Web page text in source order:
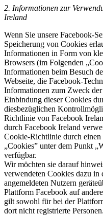
2. Informationen zur
Ireland
Wenn Sie unsere Facebook-
Speicherung von Cookies
Informationen in Form von
Browsers (im Folgenden
Informationen beim Besuch
Webseite, die Facebook-
Informationen zum Zweck
Einbindung dieser Cookies
diesbezüglichen
Richtlinie von Facebook
durch Facebook Ireland
Cookie-Richtlinie durch
„Cookies” unter dem Punkt
verfügbar.
Wir möchten sie darauf
verwendeten Cookies dazu
angemeldeten Nutzern
Plattform Facebook auf
gilt sowohl für bei der
dort nicht registrierte Personen.